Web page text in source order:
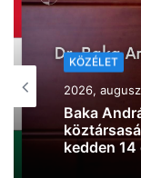
KÖZÉLET
2026,
KÖZÉLET
2026,
Sűrű
és az új